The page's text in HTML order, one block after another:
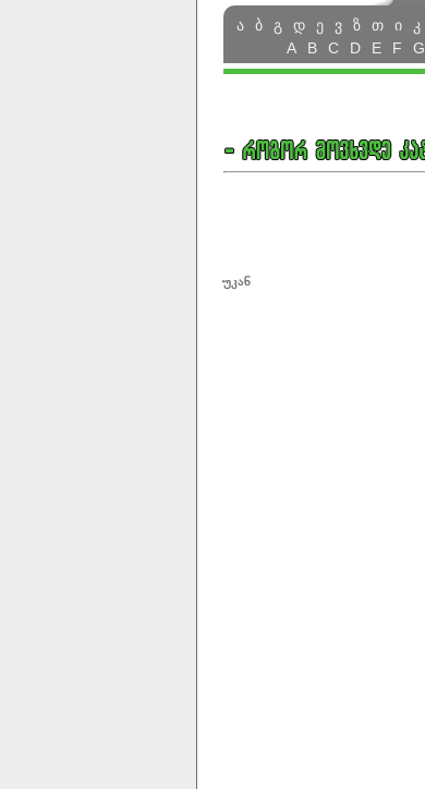
ა
ბ გ დ ე ვ ზ თ ი კ
A
B C D E F G
უკან